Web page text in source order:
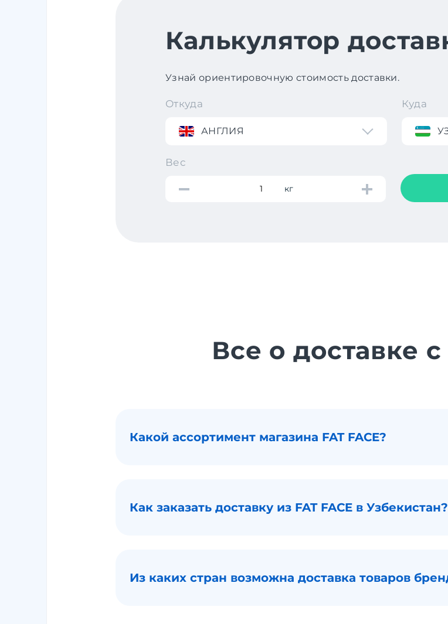
Калькулятор
Узнай ориентировочную стоимость доставки.
Откуда
АНГЛИЯ
Куда
Вес
кг
Все о доставке с
Какой ассортимент магазина FAT FACE?
Как заказать доставку из FAT FACE в Узбекистан?
Из каких стран возможна доставка товаров